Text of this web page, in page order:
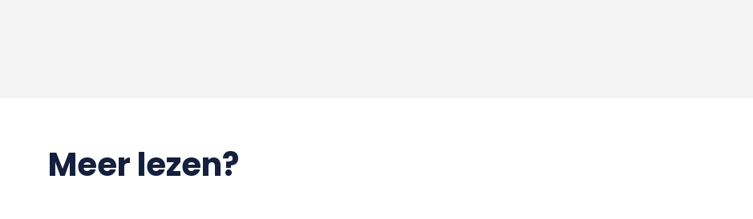
Meer lezen?